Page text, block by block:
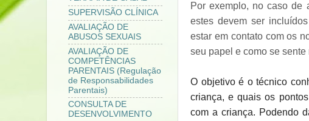
Por exemplo, no caso de
estes devem ser
estar em contato com os
seu papel e como se sente
O objetivo é o técnico
criança, e quais os
com a criança. Podendo
SUPERVISÃO CLÍNICA
AVALIAÇÃO DE
ABUSOS SEXUAIS
AVALIAÇÃO DE
COMPETÊNCIAS
PARENTAIS (Regulação
de Responsabilidades
Parentais)
CONSULTA DE
DESENVOLVIMENTO